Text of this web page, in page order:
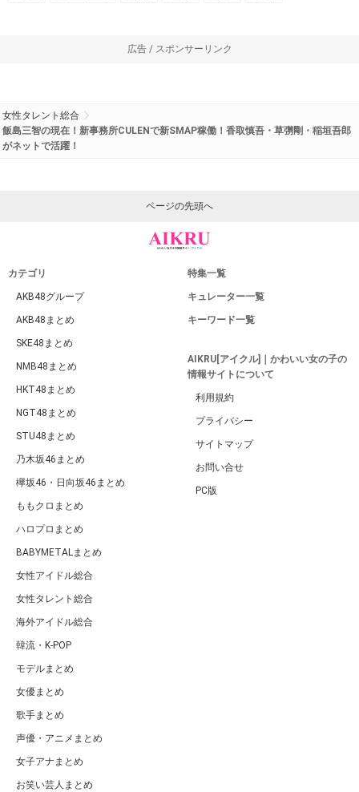
広告 / スポンサーリンク
女性タレント総合
飯島三智の現在！新事務所CULENで新SMAP稼働！香取慎吾・草彅剛・稲垣吾郎
がネットで活躍！
ページの先頭へ
カテゴリ
AKB48グループ
AKB48まとめ
SKE48まとめ
NMB48まとめ
HKT48まとめ
NGT48まとめ
STU48まとめ
乃木坂46まとめ
欅坂46・日向坂46まとめ
ももクロまとめ
ハロプロまとめ
BABYMETALまとめ
女性アイドル総合
女性タレント総合
海外アイドル総合
韓流・K-POP
モデルまとめ
女優まとめ
歌手まとめ
声優・アニメまとめ
女子アナまとめ
お笑い芸人まとめ
特集一覧
キュレーター一覧
キーワード一覧
AIKRU[アイクル]｜かわいい女の子の
情報サイトについて
利用規約
プライバシー
サイトマップ
お問い合せ
PC版